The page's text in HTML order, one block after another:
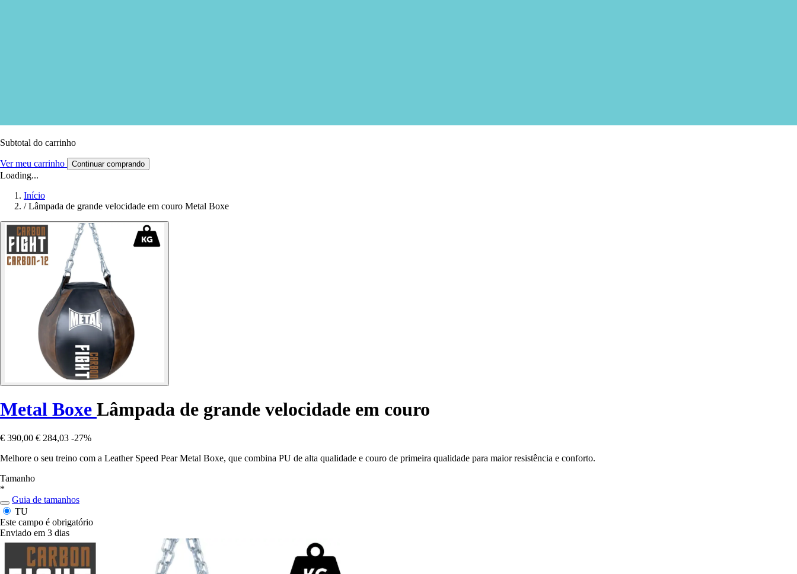
Subtotal do carrinho
Ver meu carrinho Continuar comprando
Loading...
Início
/ Lâmpada de grande velocidade em couro Metal Boxe
Metal Boxe Lâmpada de grande velocidade em couro
€ 390,00 € 284,03 -27%
Melhore o seu treino com a Leather Speed Pear Metal Boxe, que combina PU de alta qualidade e couro de primeira qualidade para maior resistência e conforto.
Tamanho
*
Guia de tamanhos
TU
Este campo é obrigatório
Enviado em 3 dias